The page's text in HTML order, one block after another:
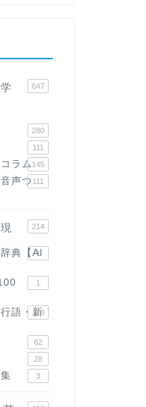
647
280
111
ラム145
声つ 111
214
典【AI
1
1
語・新
119
62
28
3